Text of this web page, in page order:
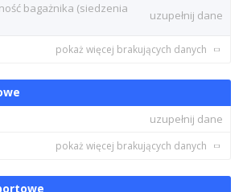
bagażnika (siedzenia
uzupełnij dane
pokaż więcej brakujących danych
uzupełnij dane
pokaż więcej brakujących danych